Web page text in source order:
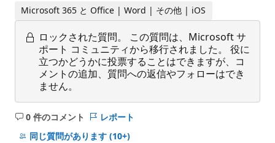
Microsoft 365 と Office | Word | その他 | iOS
ロックされた質問。
この質問は、Microsoft サ
ポート コミュニティから移行されました。 役に
立つかどうかに投票することはできますが、コ
メントの追加、質問への返信やフォローはでき
ません。
0 件のコメント
コ
メ
レポート
同じ質問があります (10+)